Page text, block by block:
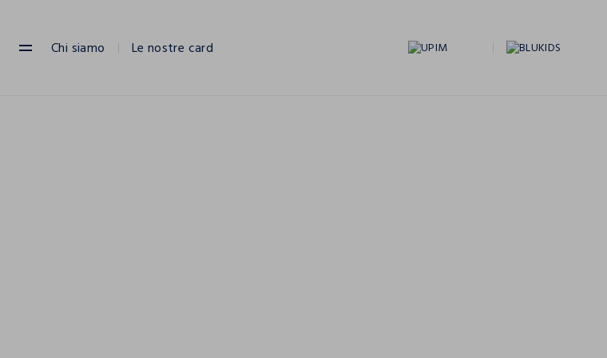
Chi siamo Le nostre card